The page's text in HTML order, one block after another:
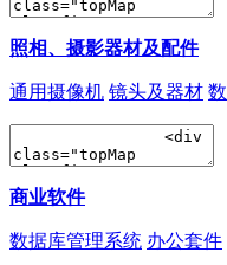
照相、摄影器材及配件
通用摄像机 镜头及器材
商业软件
数据库管理系统 办公套件